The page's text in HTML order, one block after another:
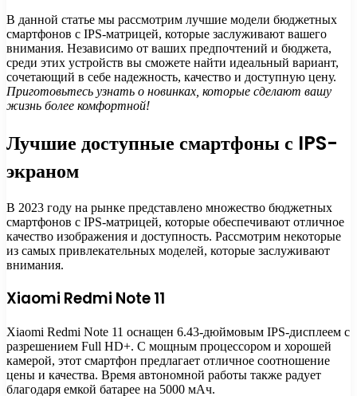
В данной статье мы рассмотрим лучшие модели бюджетных
смартфонов с IPS-матрицей, которые заслуживают вашего
внимания. Независимо от ваших предпочтений и бюджета,
среди этих устройств вы сможете найти идеальный вариант,
сочетающий в себе надежность, качество и доступную цену.
Приготовьтесь узнать о новинках, которые сделают вашу
жизнь более комфортной!
Лучшие доступные смартфоны с IPS-
экраном
В 2023 году на рынке представлено множество бюджетных
смартфонов с IPS-матрицей, которые обеспечивают отличное
качество изображения и доступность. Рассмотрим некоторые
из самых привлекательных моделей, которые заслуживают
внимания.
Xiaomi Redmi Note 11
Xiaomi Redmi Note 11 оснащен 6.43-дюймовым IPS-дисплеем с
разрешением Full HD+. С мощным процессором и хорошей
камерой, этот смартфон предлагает отличное соотношение
цены и качества. Время автономной работы также радует
благодаря емкой батарее на 5000 мАч.